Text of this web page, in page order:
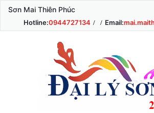
Sơn Mai Thiên Phúc
Hotline:0944727134 Email: